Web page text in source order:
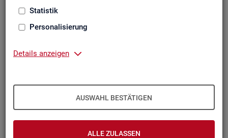
Statistik
Personalisierung
Details anzeigen
AUSWAHL BESTÄTIGEN
ALLE ZULASSEN